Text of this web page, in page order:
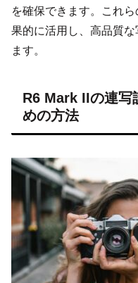
を確保できます。これ
果的に活用し、高品質
ます。
R6 Mark IIの連写
めの方法